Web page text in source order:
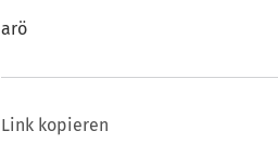
arö
Link kopieren